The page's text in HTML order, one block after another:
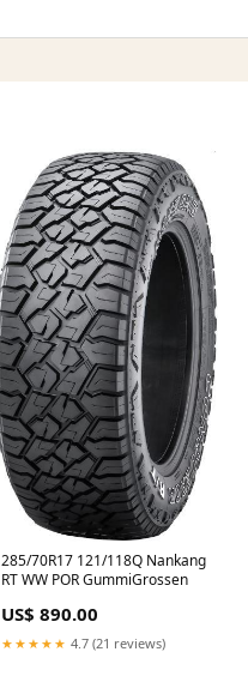
285/70R17 121/118Q Nankang
RT WW POR GummiGrossen
US$ 890.00
★★★★★ 4.7 (21 reviews)